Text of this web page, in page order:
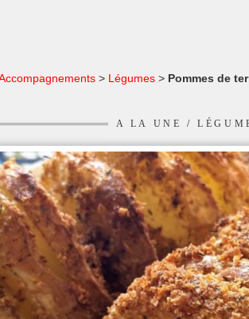
> Légumes > Pommes de
A LA UNE /